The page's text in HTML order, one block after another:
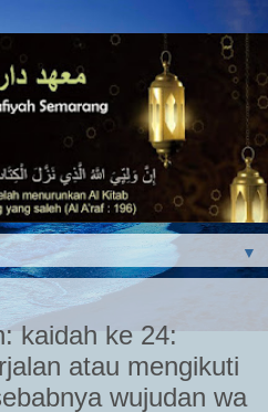
▼
kaidah ke 24:
atau mengikuti
wujudan wa